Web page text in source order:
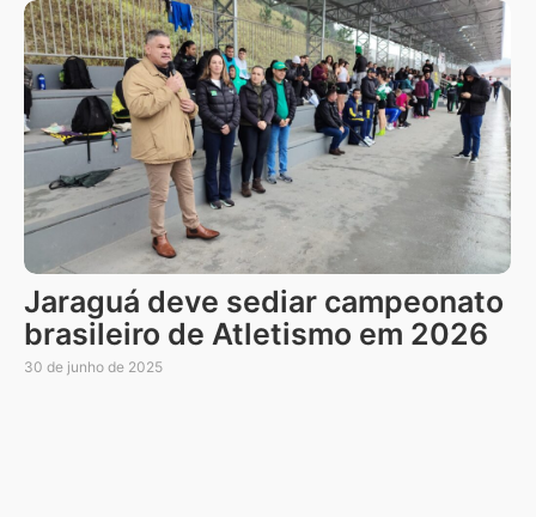
Jaraguá deve sediar campeonato
brasileiro de Atletismo em 2026
30 de junho de 2025